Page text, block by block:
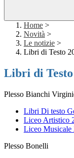
Home >
Novità >
Le notizie >
Libri di Testo
Libri di Testo
Plesso Bianchi
Libri Di testo
Liceo Artistico
Liceo Musicale
Plesso Bonelli